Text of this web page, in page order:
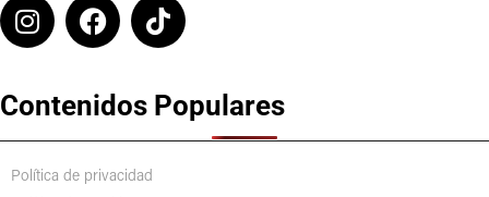
Contenidos Populares
Política de privacidad